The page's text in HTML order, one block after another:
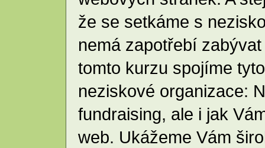
že se setkáme s
nemá zapotřebí
tomto kurzu spojíme
neziskové organizace:
fundraising, ale i jak
web. Ukážeme Vám